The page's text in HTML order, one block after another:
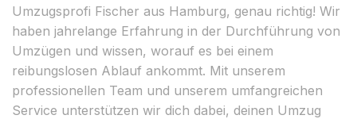
Umzugsprofi Fischer aus Hamburg, genau richtig! Wir
haben jahrelange Erfahrung in der Durchführung von
Umzügen und wissen, worauf es bei einem
reibungslosen Ablauf ankommt. Mit unserem
professionellen Team und unserem umfangreichen
Service unterstützen wir dich dabei, deinen Umzug